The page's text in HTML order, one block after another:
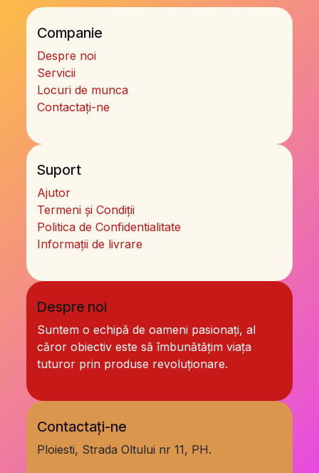
Companie
Despre noi
Servicii
Locuri de munca
Contactați-ne
Suport
Ajutor
Termeni și Condiții
Politica de Confidentialitate
Informații de livrare
Despre noi
Suntem o echipă de oameni pasionați, al
căror obiectiv este să îmbunătățim viața
tuturor prin produse revoluționare.
Contactați-ne
Ploiesti, Strada Oltului nr 11, PH.